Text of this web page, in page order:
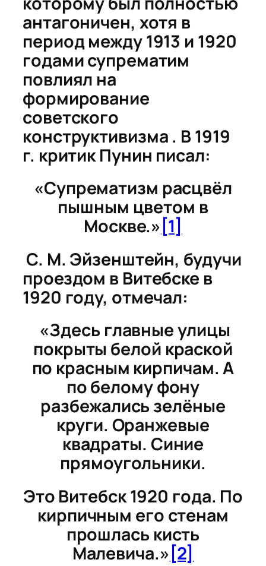
антагоничен, хотя в
период между 1913 и 1920
годами супрематим
повлиял на
формирование
советского
конструктивизма . В 1919
г. критик Пунин писал:
«Супрематизм расцвёл
пышным цветом в
Москве.» [1]
С. М. Эйзенштейн, будучи
проездом в Витебске в
1920 году, отмечал:
«Здесь главные улицы
покрыты белой краской
по красным кирпичам. А
по белому фону
разбежались зелёные
круги. Оранжевые
квадраты. Синие
прямоугольники.
Это Витебск 1920 года. По
кирпичным его стенам
прошлась кисть
Малевича.» [2]